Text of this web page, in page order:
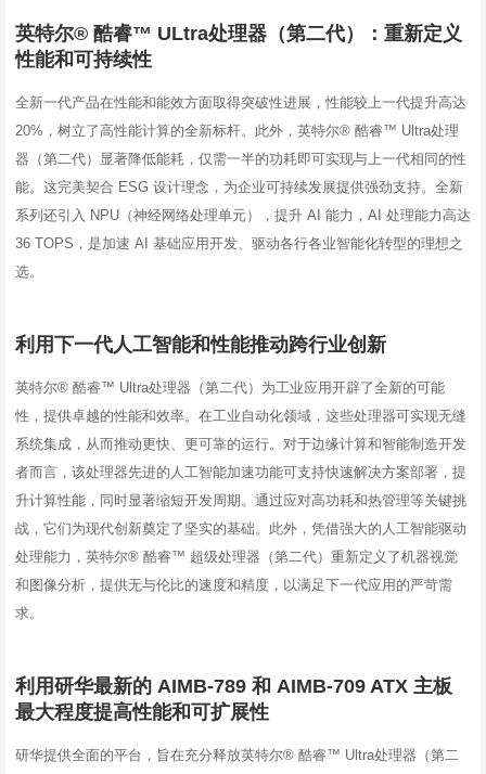
英特尔® 酷睿™ ULtra处理器（第二代）：重新定义
性能和可持续性
全新一代产品在性能和能效方面取得突破性进展，性能较上一代提升高达
20%，树立了高性能计算的全新标杆。此外，英特尔® 酷睿™ Ultra处理
器（第二代）显著降低能耗，仅需一半的功耗即可实现与上一代相同的性
能。这完美契合 ESG 设计理念，为企业可持续发展提供强劲支持。全新
系列还引入 NPU（神经网络处理单元），提升 AI 能力，AI 处理能力高达
36 TOPS，是加速 AI 基础应用开发、驱动各行各业智能化转型的理想之
选。
利用下一代人工智能和性能推动跨行业创新
英特尔® 酷睿™ Ultra处理器（第二代）为工业应用开辟了全新的可能
性，提供卓越的性能和效率。在工业自动化领域，这些处理器可实现无缝
系统集成，从而推动更快、更可靠的运行。对于边缘计算和智能制造开发
者而言，该处理器先进的人工智能加速功能可支持快速解决方案部署，提
升计算性能，同时显著缩短开发周期。通过应对高功耗和热管理等关键挑
战，它们为现代创新奠定了坚实的基础。此外，凭借强大的人工智能驱动
处理能力，英特尔® 酷睿™ 超级处理器（第二代）重新定义了机器视觉
和图像分析，提供无与伦比的速度和精度，以满足下一代应用的严苛需
求。
利用研华最新的 AIMB-789 和 AIMB-709 ATX 主板
最大程度提高性能和可扩展性
研华提供全面的平台，旨在充分释放英特尔® 酷睿™ Ultra处理器（第二